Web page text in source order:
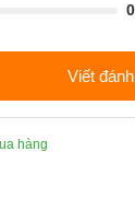
Viết
hàng